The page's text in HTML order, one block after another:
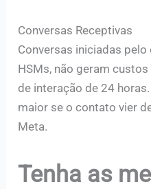
Conversas Receptivas
Conversas iniciadas
HSMs, não geram
de interação de 24
maior se o contato vier
Meta.
Tenha as